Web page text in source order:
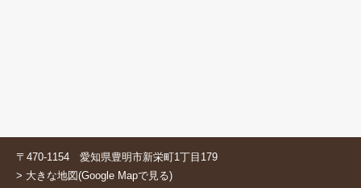
〒470-1154 愛知県豊明市新栄町1丁目179
> 大きな地図(Google Mapで見る)